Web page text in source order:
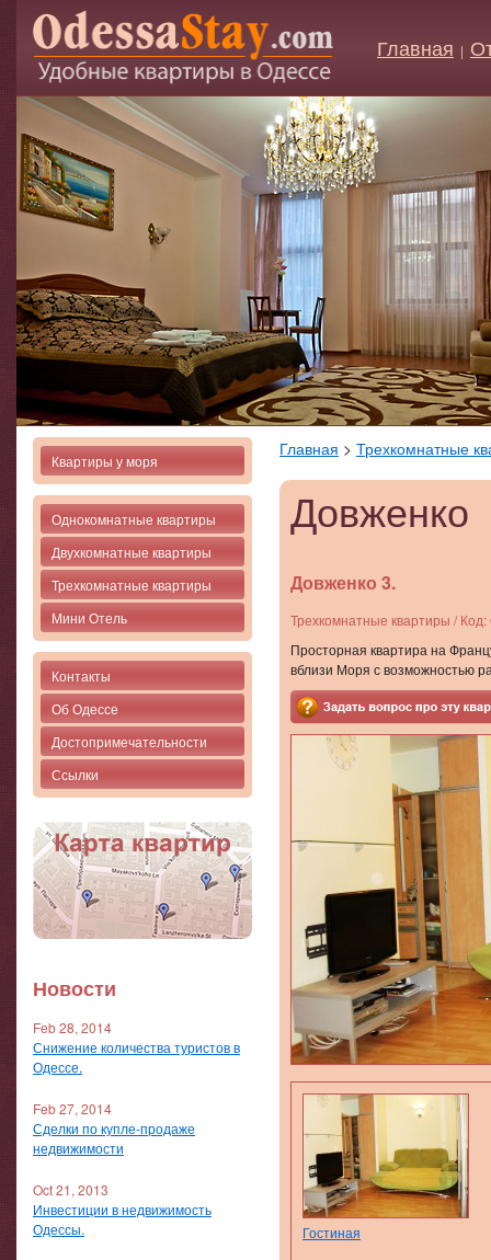
Главная |
Квартиры у моря
Однокомнатные квартиры
Двухкомнатные квартиры
Трехкомнатные квартиры
Мини Отель
Контакты
Об Одессе
Достопримечательности
Ссылки
Новости
Feb 28, 2014
Снижение количества туристов в
Одессе.
Feb 27, 2014
Сделки по купле-продаже
недвижимости
Oct 21, 2013
Инвестиции в недвижимость
Одессы.
Главная > Трехкомнатные
Довженко
Довженко 3.
Трехкомнатные квартиры / Код:
Просторная квартира на
вблизи Моря с возможностью
Гостиная